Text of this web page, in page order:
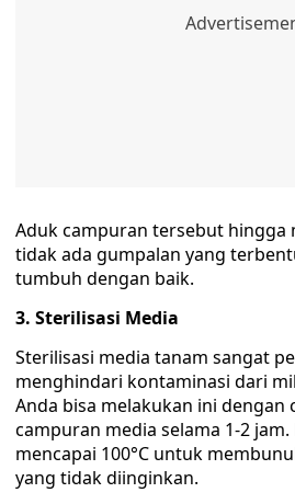
Aduk campuran tersebut hingga
tidak ada gumpalan yang
tumbuh dengan baik.
3. Sterilisasi Media
Sterilisasi media tanam sangat
menghindari kontaminasi dari
Anda bisa melakukan ini dengan
campuran media selama 1-2
mencapai 100°C untuk
yang tidak diinginkan.